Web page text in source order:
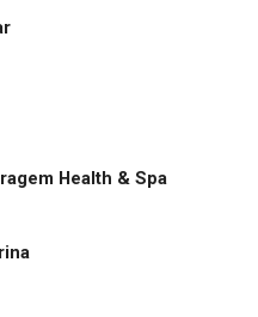
Health & Spa